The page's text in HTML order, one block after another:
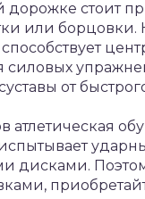
дорожке стоит
или борцовки.
от
атлетическая
дисками.